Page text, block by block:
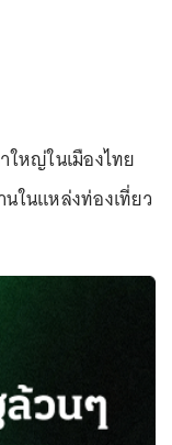
หญ่ในเมืองไทย
ในแหล่งท่องเที่ยว